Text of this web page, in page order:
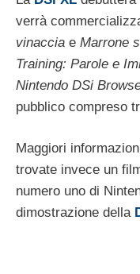
verrà
vinaccia e Marrone
Training: Parole e
Nintendo DSi
pubblico compreso
Maggiori
trovate invece un
numero uno di
dimostrazione della